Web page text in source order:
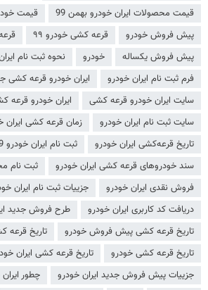
قیمت محصولات ایران خودرو بهمن 99 قیمت
پیش فروش خودرو
قرعه کشی خودرو ۹۹
پیش فروش یکساله
خودرو
نحوه ثبت نام
فرم ثبت نام ایران خودرو
ایران خودرو قرعه کشی
سایت ایران خودرو قرعه کشی
ایران خودرو قرعه
سایت ثبت نام ایران خودرو
زمان قرعه کشی ایران
تاریخ قرعه‌کشی ایران خودرو
ثبت نام ایران خودرو 99
سند خودروهای قرعه کشی ایران خودرو
ثبت نام
فروش نقدی ایران خودرو
جزییات ثبت نام ایران
دریافت کد کاربری ایران خودرو
طرح فروش جدید
تاریخ قرعه کشی پیش فروش خودرو
تاریخ قرعه
تاریخ قرعه کشی خودرو
تاریخ قرعه کشی ایران
جزییات پیش فروش جدید ایران خودرو
چطور